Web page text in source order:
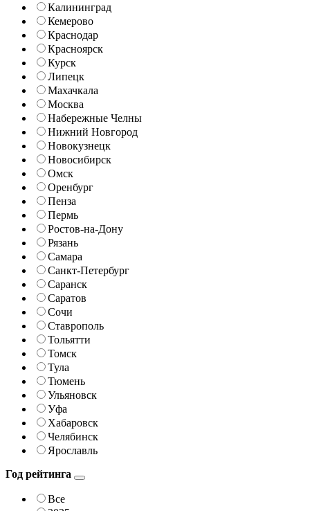
Калининград
Кемерово
Краснодар
Красноярск
Курск
Липецк
Махачкала
Москва
Набережные Челны
Нижний Новгород
Новокузнецк
Новосибирск
Омск
Оренбург
Пенза
Пермь
Ростов-на-Дону
Рязань
Самара
Санкт-Петербург
Саранск
Саратов
Сочи
Ставрополь
Тольятти
Томск
Тула
Тюмень
Ульяновск
Уфа
Хабаровск
Челябинск
Ярославль
Год рейтинга
Все